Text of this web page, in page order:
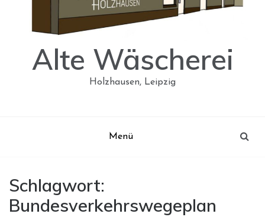
Alte Wäscherei
Holzhausen, Leipzig
Menü
Schlagwort:
Bundesverkehrswegeplan